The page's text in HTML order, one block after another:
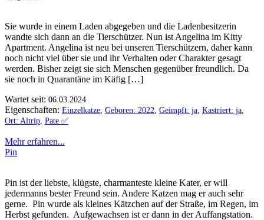
Sie wurde in einem Laden abgegeben und die Ladenbesitzerin
wandte sich dann an die Tierschützer. Nun ist Angelina im Kitty
Apartment. Angelina ist neu bei unseren Tierschützern, daher kann
noch nicht viel über sie und ihr Verhalten oder Charakter gesagt
werden. Bisher zeigt sie sich Menschen gegenüber freundlich. Da
sie noch in Quarantäne im Käfig […]
Wartet seit: 06.03.2024
Eigenschaften: Einzelkatze Geboren: 2022 Geimpft: ja Kastriert: ja
Ort: Altrip Pate ✅️
Mehr erfahren...
Pin
Pin ist der liebste, klügste, charmanteste kleine Kater, er will
jedermanns bester Freund sein. Andere Katzen mag er auch sehr
gerne. Pin wurde als kleines Kätzchen auf der Straße, im Regen, im
Herbst gefunden. Aufgewachsen ist er dann in der Auffangstation.